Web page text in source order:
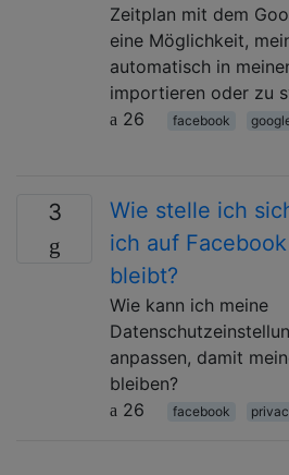
Zeitplan mit dem
eine Möglichkeit,
automatisch in
importieren oder zu
26
facebook
3
Wie stelle ich
ich auf
bleibt?
Wie kann ich meine
anpassen, damit
bleiben?
26
facebook